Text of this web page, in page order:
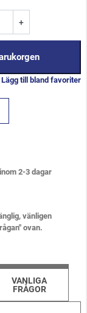
+
Lägg till bland favoriter
2-3 dagar
vänligen
ovan.
VANLIGA
FRÅGOR